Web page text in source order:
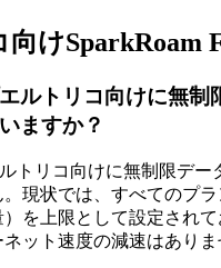
けSparkRoam
ルトリコ向けに無制
ますか？
トリコ向けに無制限デー
現状では、すべてのプ
を上限として設定され
ット速度の減速はありま